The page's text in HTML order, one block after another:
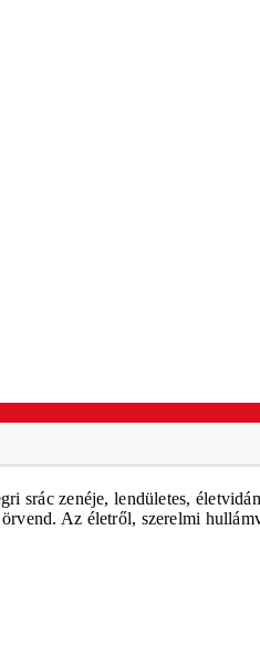
srác zenéje, lendületes,
Az életről, szerelmi